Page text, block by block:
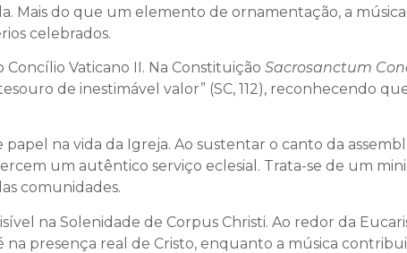
Mais do que um elemento de ornamentação, a
celebrados.
Vaticano II. Na Constituição Sacrosanctum
de inestimável valor” (SC, 112), reconhecendo
na vida da Igreja. Ao sustentar o canto da
um autêntico serviço eclesial. Trata-se de um
comunidades.
na Solenidade de Corpus Christi. Ao redor da
na presença real de Cristo, enquanto a música